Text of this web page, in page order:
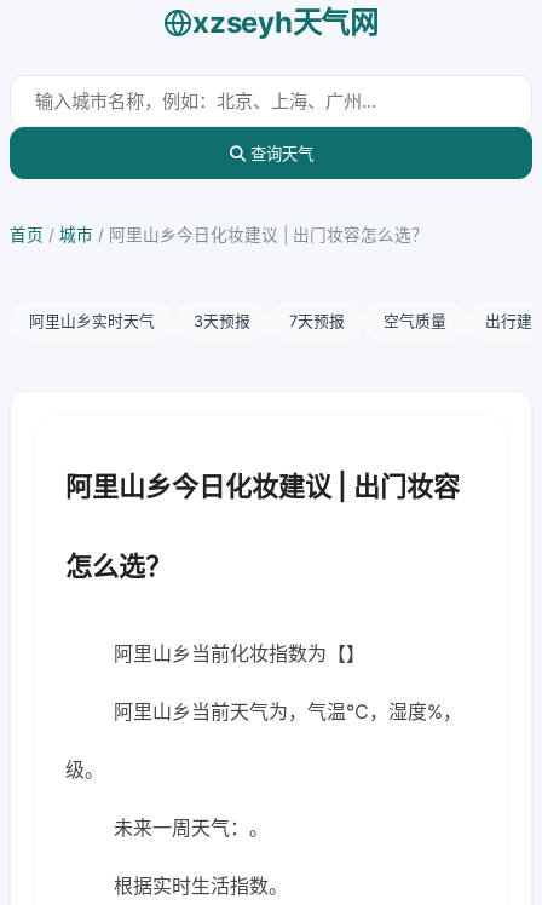
xzseyh天气网
查询天气
首页 / 城市 / 阿里山乡今日化妆建议 | 出门妆容怎么选？
阿里山乡实时天气 3天预报 7天预报 空气质量 出行建
阿里山乡今日化妆建议 | 出门妆容
怎么选？
阿里山乡当前化妆指数为【】
阿里山乡当前天气为，气温℃，湿度%，
级。
未来一周天气：。
根据实时生活指数。